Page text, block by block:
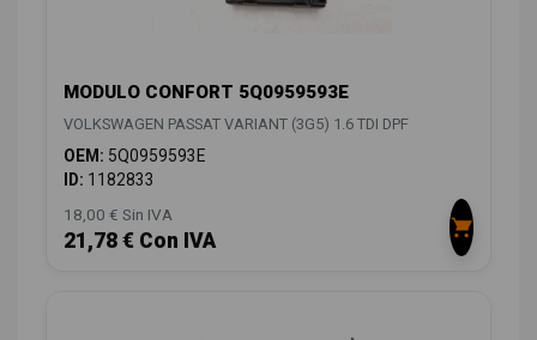
MODULO CONFORT 5Q0959593E
VOLKSWAGEN PASSAT VARIANT (3G5) 1.6 TDI DPF
OEM: 5Q0959593E
ID: 1182833
18,00 € Sin IVA
21,78 € Con IVA